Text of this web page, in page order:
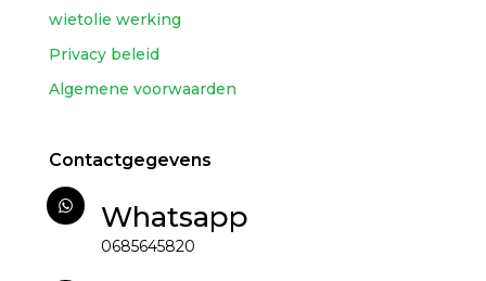
wietolie werking
Privacy beleid
Algemene voorwaarden
Contactgegevens
Whatsapp
0685645820